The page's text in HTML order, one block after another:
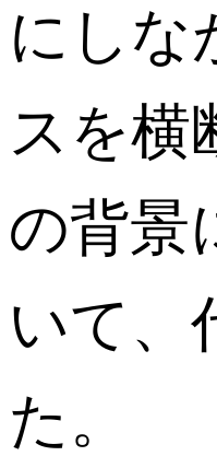
にしな
スを横
の背景
いて、
た。